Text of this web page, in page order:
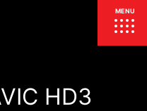
HD3